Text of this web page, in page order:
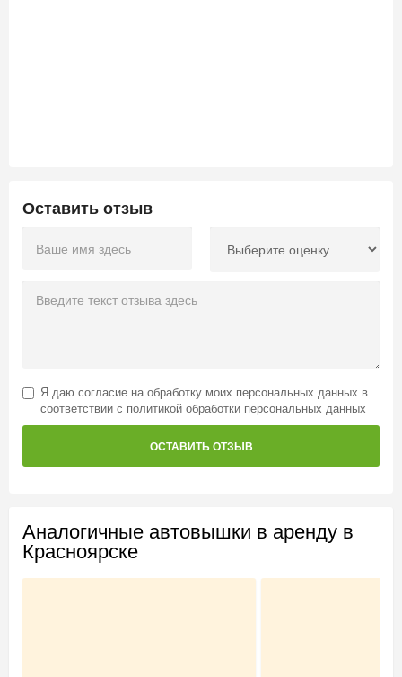
Оставить отзыв
Я даю согласие на обработку моих персональных данных в
соответствии с политикой обработки персональных данных
ОСТАВИТЬ ОТЗЫВ
Аналогичные автовышки в аренду в
Красноярске